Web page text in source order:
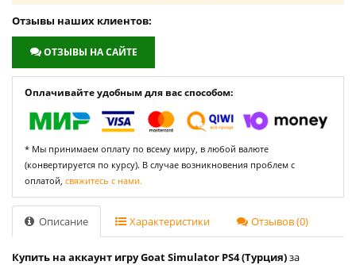
Отзывы наших клиентов:
ОТЗЫВЫ НА САЙТЕ
Оплачивайте удобным для вас способом:
* Мы принимаем оплату по всему миру, в любой валюте
(конвертируется по курсу). В случае возникновения проблем с
оплатой, свяжитесь с нами.
Описание Характеристики Отзывов (0)
Купить на аккаунт игру Goat Simulator PS4 (Турция)за